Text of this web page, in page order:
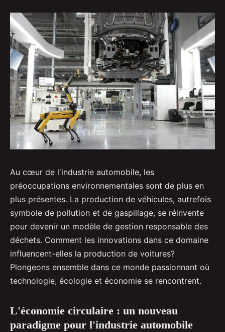
Au cœur de l'industrie automobile, les
préoccupations environnementales sont de plus en
plus présentes. La production de véhicules, autrefois
symbole de pollution et de gaspillage, se réinvente
pour devenir un modèle de gestion responsable des
déchets. Comment les innovations dans ce domaine
influencent-elles la production de voitures?
Plongeons ensemble dans ce monde passionnant où
technologie, écologie et économie se rencontrent.
L'économie circulaire : un nouveau
paradigme pour l'industrie automobile